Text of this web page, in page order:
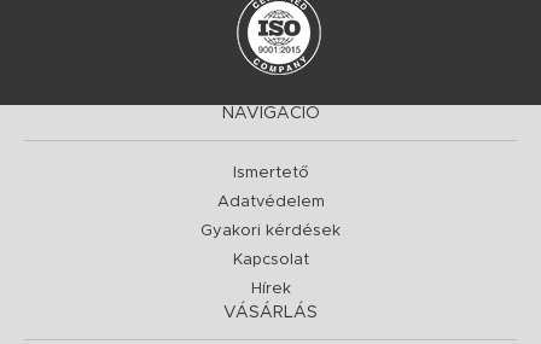
NAVIGÁCIÓ
Ismertető
Adatvédelem
Gyakori kérdések
Kapcsolat
Hírek
VÁSÁRLÁS